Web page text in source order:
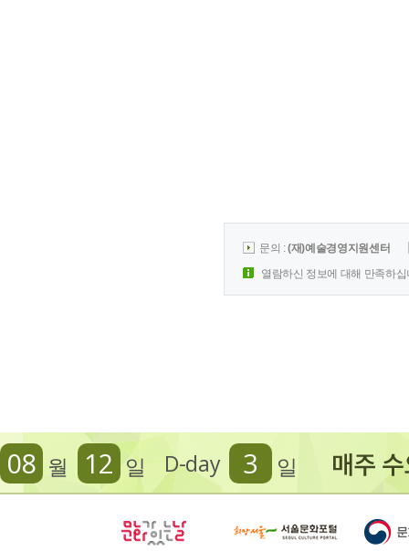
문의 :(재)예술경영지원센터
열람하신 정보에 대해 만족하
D-day 3 일
08 월 12 일